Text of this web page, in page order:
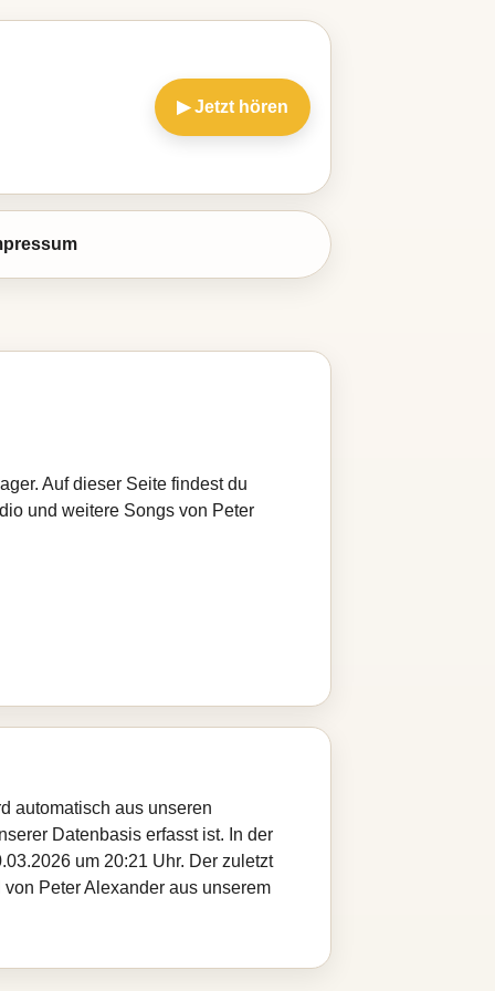
▶ Jetzt hören
Auf dieser Seite findest du
und weitere Songs von Peter
automatisch aus unseren
Datenbasis erfasst ist. In der
um 20:21 Uhr. Der zuletzt
Peter Alexander aus unserem